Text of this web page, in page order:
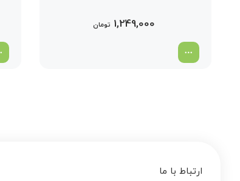
1,249,000 تومان
ارتباط با ما